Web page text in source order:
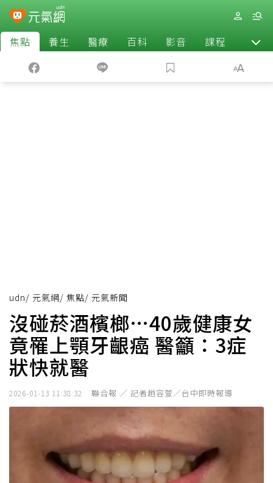
焦點 養生 醫療 百科 影音 課程 退休
udn/ 元氣網/ 焦點/ 元氣新聞
沒碰菸酒檳榔…40歲健康女
竟罹上顎牙齦癌 醫籲：3症
狀快就醫
2026-01-13 11:38:32 聯合報 ／ 記者趙容萱／台中即時報導